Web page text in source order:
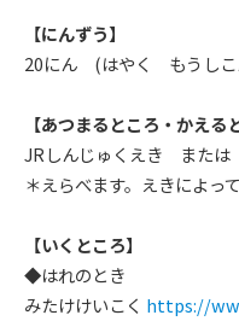
【にんずう】
20にん (はやく もうしこ
【あつまるところ・かえる
JRしんじゅくえき また
＊えらべます。えきによ
【いくところ】
◆はれのとき
みたけけいこく https://